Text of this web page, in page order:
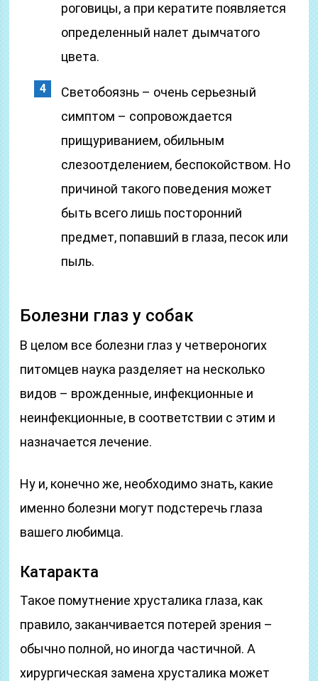
роговицы, а при кератите появляется
определенный налет дымчатого
цвета.
Светобоязнь – очень серьезный
симптом – сопровождается
прищуриванием, обильным
слезоотделением, беспокойством. Но
причиной такого поведения может
быть всего лишь посторонний
предмет, попавший в глаза, песок или
пыль.
Болезни глаз у собак
В целом все болезни глаз у четвероногих
питомцев наука разделяет на несколько
видов – врожденные, инфекционные и
неинфекционные, в соответствии с этим и
назначается лечение.
Ну и, конечно же, необходимо знать, какие
именно болезни могут подстеречь глаза
вашего любимца.
Катаракта
Такое помутнение хрусталика глаза, как
правило, заканчивается потерей зрения –
обычно полной, но иногда частичной. А
хирургическая замена хрусталика может